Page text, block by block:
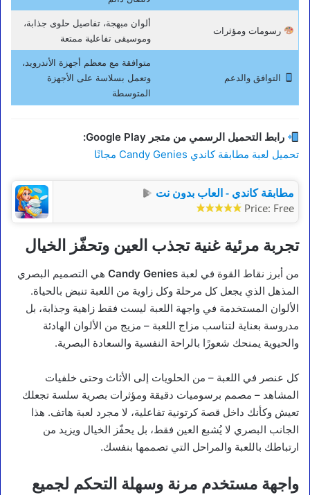
رسومات ومؤثرات
ألوان مبهجة، تفاصيل حلوى جذابة،
وموسيقى تفاعلية ممتعة
التوافق والدعم
متوافقة مع معظم أجهزة الأندرويد،
وتعمل بسلاسة على الأجهزة
المتوسطة
رابط التحميل الرسمي من متجر Google Play:
تحميل لعبة مطابقة كاندي Candy Genies مجانًا
مطابقة كاندي - العاب بدون نت
Price: Free
تجربة مرئية غنية تجذب العين وتحفّز الخيال
من أبرز نقاط القوة في لعبة Candy Genies هي التصميم البصري
المذهل الذي يجعل كل مرحلة وكل زاوية من اللعبة تنبض بالحياة.
الألوان المستخدمة في واجهة اللعبة ليست فقط زاهية وجذابة، بل
مدروسة بعناية لتناسب مزاج اللعبة – مزيج من الألوان الهادئة
والحيوية يمنحك شعورًا بالراحة النفسية والسعادة البصرية.
كل عنصر في اللعبة – من الحلويات إلى الأثاث وحتى خلفيات
المشاهد – مصمم برسوميات دقيقة ومؤثرات بصرية سلسة تجعلك
تعيش وكأنك داخل قصة كرتونية تفاعلية، لا مجرد لعبة هاتف. هذا
الجانب البصري لا يُشبع العين فقط، بل يحفّز الخيال ويزيد من
ارتباطك باللعبة والمراحل التي تصممها بنفسك.
واجهة مستخدم مرنة وسهلة التحكم لجميع